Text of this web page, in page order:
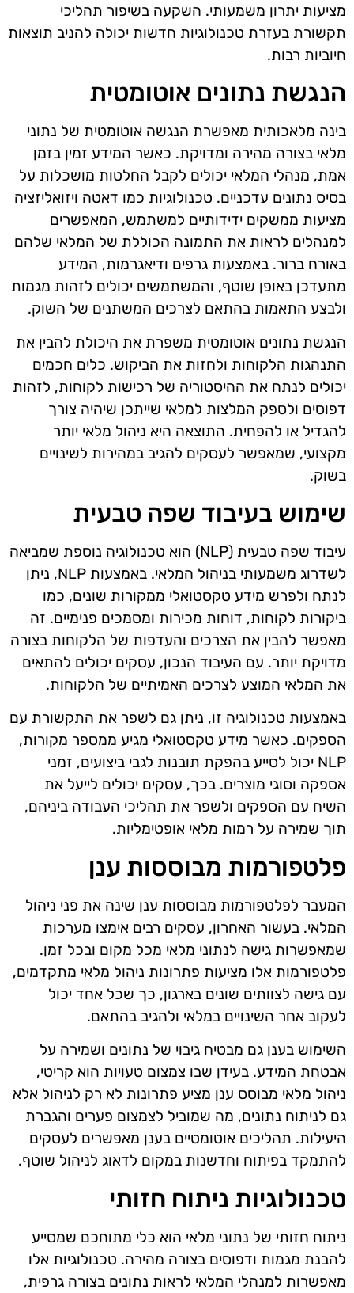
מציעות יתרון משמעותי. השקעה בשיפור תהליכי
תקשורת בעזרת טכנולוגיות חדשות יכולה להניב תוצאות
חיוביות רבות.
הנגשת נתונים אוטומטית
בינה מלאכותית מאפשרת הנגשה אוטומטית של נתוני
מלאי בצורה מהירה ומדויקת. כאשר המידע זמין בזמן
אמת, מנהלי המלאי יכולים לקבל החלטות מושכלות על
בסיס נתונים עדכניים. טכנולוגיות כמו דאטה ויזואליזציה
מציעות ממשקים ידידותיים למשתמש, המאפשרים
למנהלים לראות את התמונה הכוללת של המלאי שלהם
באורח ברור. באמצעות גרפים ודיאגרמות, המידע
מתעדכן באופן שוטף, והמשתמשים יכולים לזהות מגמות
ולבצע התאמות בהתאם לצרכים המשתנים של השוק.
הנגשת נתונים אוטומטית משפרת את היכולת להבין את
התנהגות הלקוחות ולחזות את הביקוש. כלים חכמים
יכולים לנתח את ההיסטוריה של רכישות לקוחות, לזהות
דפוסים ולספק המלצות למלאי שייתכן שיהיה צורך
להגדיל או להפחית. התוצאה היא ניהול מלאי יותר
מקצועי, שמאפשר לעסקים להגיב במהירות לשינויים
בשוק.
שימוש בעיבוד שפה טבעית
עיבוד שפה טבעית (NLP) הוא טכנולוגיה נוספת שמביאה
לשדרוג משמעותי בניהול המלאי. באמצעות NLP, ניתן
לנתח ולפרש מידע טקסטואלי ממקורות שונים, כמו
ביקורות לקוחות, דוחות מכירות ומסמכים פנימיים. זה
מאפשר להבין את הצרכים והעדפות של הלקוחות בצורה
מדויקת יותר. עם העיבוד הנכון, עסקים יכולים להתאים
את המלאי המוצע לצרכים האמיתיים של הלקוחות.
באמצעות טכנולוגיה זו, ניתן גם לשפר את התקשורת עם
הספקים. כאשר מידע טקסטואלי מגיע ממספר מקורות,
NLP יכול לסייע בהפקת תובנות לגבי ביצועים, זמני
אספקה וסוגי מוצרים. בכך, עסקים יכולים לייעל את
השיח עם הספקים ולשפר את תהליכי העבודה ביניהם,
תוך שמירה על רמות מלאי אופטימליות.
פלטפורמות מבוססות ענן
המעבר לפלטפורמות מבוססות ענן שינה את פני ניהול
המלאי. בעשור האחרון, עסקים רבים אימצו מערכות
שמאפשרות גישה לנתוני מלאי מכל מקום ובכל זמן.
פלטפורמות אלו מציעות פתרונות ניהול מלאי מתקדמים,
עם גישה לצוותים שונים בארגון, כך שכל אחד יכול
לעקוב אחר השינויים במלאי ולהגיב בהתאם.
השימוש בענן גם מבטיח גיבוי של נתונים ושמירה על
אבטחת המידע. בעידן שבו צמצום טעויות הוא קריטי,
ניהול מלאי מבוסס ענן מציע פתרונות לא רק לניהול אלא
גם לניתוח נתונים, מה שמוביל לצמצום פערים והגברת
היעילות. תהליכים אוטומטיים בענן מאפשרים לעסקים
להתמקד בפיתוח וחדשנות במקום לדאוג לניהול שוטף.
טכנולוגיות ניתוח חזותי
ניתוח חזותי של נתוני מלאי הוא כלי מתוחכם שמסייע
להבנת מגמות ודפוסים בצורה מהירה. טכנולוגיות אלו
מאפשרות למנהלי המלאי לראות נתונים בצורה גרפית,